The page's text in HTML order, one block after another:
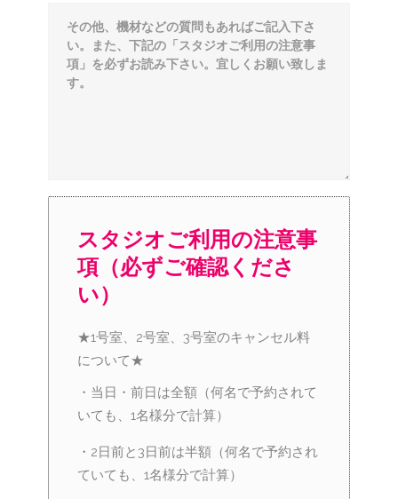
スタジオご利用の注意事
項（必ずご確認くださ
い）
★1号室、2号室、3号室のキャンセル料
について★
・当日・前日は全額（何名で予約されて
いても、1名様分で計算）
・2日前と3日前は半額（何名で予約され
ていても、1名様分で計算）